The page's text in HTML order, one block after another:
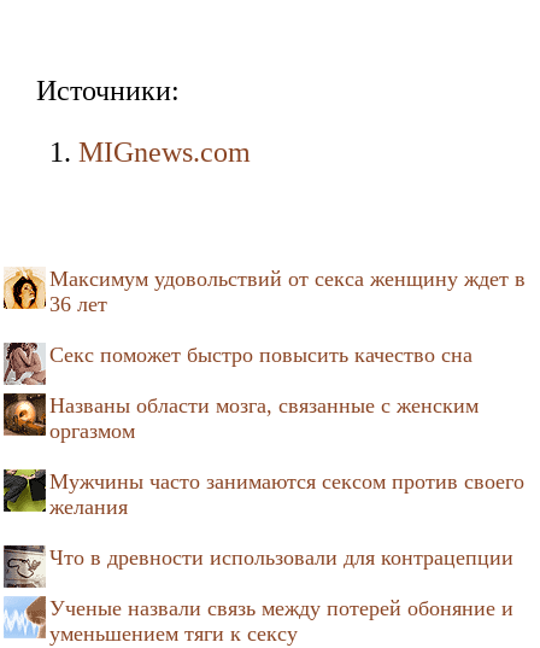
Источники:
MIGnews.com
Максимум удовольствий от секса женщину ждет в
36 лет
Секс поможет быстро повысить качество сна
Названы области мозга, связанные с женским
оргазмом
Мужчины часто занимаются сексом против своего
желания
Что в древности использовали для контрацепции
Ученые назвали связь между потерей обоняние и
уменьшением тяги к сексу